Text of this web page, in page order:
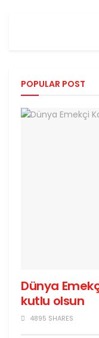
POPULAR POST
Dünya
kutlu olsun
4895 SHARES